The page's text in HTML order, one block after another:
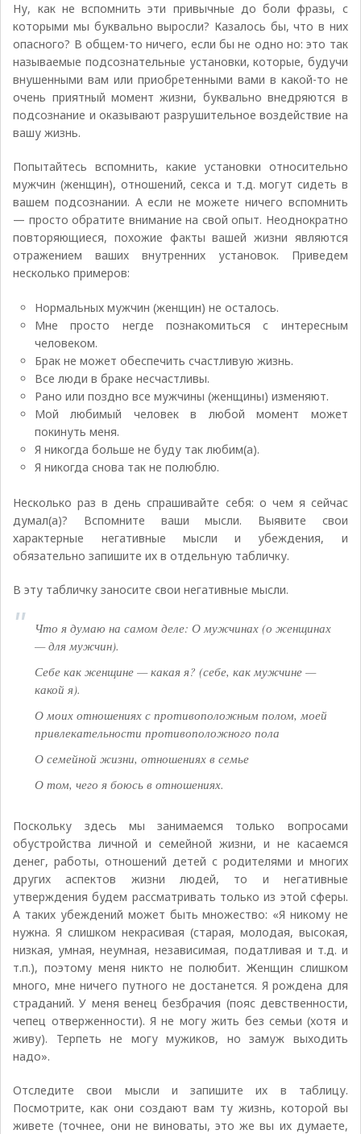
Ну, как не вспомнить эти привычные до боли фразы, с
которыми мы буквально выросли? Казалось бы, что в них
опасного? В общем-то ничего, если бы не одно но: это так
называемые подсознательные установки, которые, будучи
внушенными вам или приобретенными вами в какой-то не
очень приятный момент жизни, буквально внедряются в
подсознание и оказывают разрушительное воздействие на
вашу жизнь.
Попытайтесь вспомнить, какие установки относительно
мужчин (женщин), отношений, секса и т.д. могут сидеть в
вашем подсознании. А если не можете ничего вспомнить
— просто обратите внимание на свой опыт. Неоднократно
повторяющиеся, похожие факты вашей жизни являются
отражением ваших внутренних установок. Приведем
несколько примеров:
Нормальных мужчин (женщин) не осталось.
Мне просто негде познакомиться с интересным
человеком.
Брак не может обеспечить счастливую жизнь.
Все люди в браке несчастливы.
Рано или поздно все мужчины (женщины) изменяют.
Мой любимый человек в любой момент может
покинуть меня.
Я никогда больше не буду так любим(а).
Я никогда снова так не полюблю.
Несколько раз в день спрашивайте себя: о чем я сейчас
думал(а)? Вспомните ваши мысли. Выявите свои
характерные негативные мысли и убеждения, и
обязательно запишите их в отдельную табличку.
В эту табличку заносите свои негативные мысли.
Что я думаю на самом деле: О мужчинах (о женщинах
— для мужчин).
Себе как женщине — какая я? (себе, как мужчине —
какой я).
О моих отношениях с противоположным полом, моей
привлекательности противоположного пола
О семейной жизни, отношениях в семье
О том, чего я боюсь в отношениях.
Поскольку здесь мы занимаемся только вопросами
обустройства личной и семейной жизни, и не касаемся
денег, работы, отношений детей с родителями и многих
других аспектов жизни людей, то и негативные
утверждения будем рассматривать только из этой сферы.
А таких убеждений может быть множество: «Я никому не
нужна. Я слишком некрасивая (старая, молодая, высокая,
низкая, умная, неумная, независимая, податливая и т.д. и
т.п.), поэтому меня никто не полюбит. Женщин слишком
много, мне ничего путного не достанется. Я рождена для
страданий. У меня венец безбрачия (пояс девственности,
чепец отверженности). Я не могу жить без семьи (хотя и
живу). Терпеть не могу мужиков, но замуж выходить
надо».
Отследите свои мысли и запишите их в таблицу.
Посмотрите, как они создают вам ту жизнь, которой вы
живете (точнее, они не виноваты, это же вы их думаете,